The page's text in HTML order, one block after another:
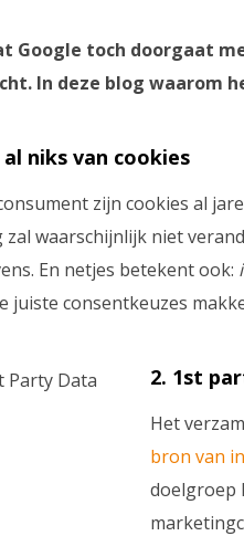
Google toch doorgaat
In deze blog
niks van cookies
zijn cookies al
waarschijnlijk niet
En netjes betekent ook:
juiste consentkeuzes
2. 1st
Het
bron van
doelgroep